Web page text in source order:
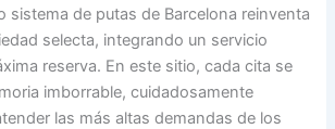
sistema de putas de Barcelona reinventa
selecta, integrando un servicio
reserva. En este sitio, cada cita se
imborrable, cuidadosamente
las más altas demandas de los